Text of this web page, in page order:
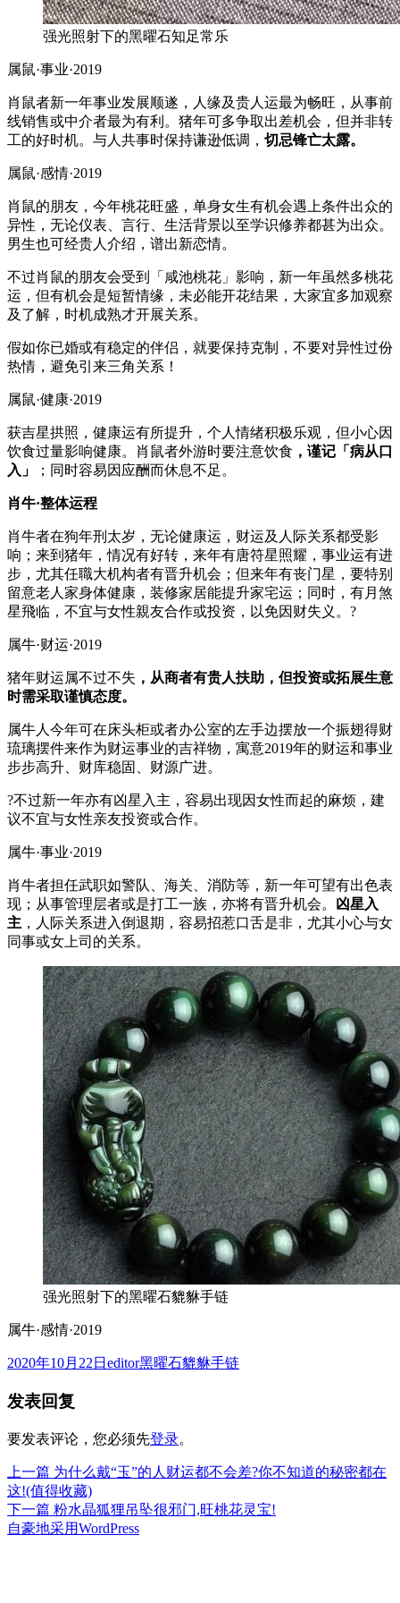
强光照射下的黑曜石知足常乐
属鼠·事业·2019
肖鼠者新一年事业发展顺遂，人缘及贵人运最为畅旺，从事前
线销售或中介者最为有利。猪年可多争取出差机会，但并非转
工的好时机。与人共事时保持谦逊低调， 切忌锋亡太露。
属鼠·感情·2019
肖鼠的朋友，今年桃花旺盛，单身女生有机会遇上条件出众的
异性，无论仪表、言行、生活背景以至学识修养都甚为出众。
男生也可经贵人介绍，谱出新恋情。
不过肖鼠的朋友会受到「咸池桃花」影响，新一年虽然多桃花
运，但有机会是短暂情缘，未必能开花结果，大家宜多加观察
及了解，时机成熟才开展关系。
假如你已婚或有稳定的伴侣，就要保持克制，不要对异性过份
热情，避免引来三角关系！
属鼠·健康·2019
获吉星拱照，健康运有所提升，个人情绪积极乐观，但小心因
饮食过量影响健康。肖鼠者外游时要注意饮食 ，谨记「病从口
入」
；同时容易因应酬而休息不足。
肖牛·整体运程
肖牛者在狗年刑太岁，无论健康运，财运及人际关系都受影
响；来到猪年，情况有好转，来年有唐符星照耀，事业运有进
步，尤其任職大机构者有晋升机会；但来年有丧门星，要特别
留意老人家身体健康，装修家居能提升家宅运；同时，有月煞
星飛临，不宜与女性親友合作或投资，以免因财失义。?
属牛·财运·2019
猪年财运属不过不失 ，从商者有贵人扶助，但投资或拓展生意
时需采取谨慎态度。
属牛人今年可在床头柜或者办公室的左手边摆放一个振翅得财
琉璃摆件来作为财运事业的吉祥物，寓意2019年的财运和事业
步步高升、财库稳固、财源广进。
?不过新一年亦有凶星入主，容易出现因女性而起的麻烦，建
议不宜与女性亲友投资或合作。
属牛·事业·2019
肖牛者担任武职如警队、海关、消防等，新一年可望有出色表
现；从事管理层者或是打工一族，亦将有晋升机会。 凶星入
主 ，人际关系进入倒退期，容易招惹口舌是非，尤其小心与女
同事或女上司的关系。
强光照射下的黑曜石貔貅手链
属牛·感情·2019
发
于
2020年10月22日 作
editor分
黑曜石貔貅手链
发表回复
要发表评论，您必须先登录。
文
章
导
上一篇 上
篇
文
章：
为什么戴“玉”的人财运都不会差?你不知道的秘密都在
这!(值得收藏)
下一篇 下
篇
粉水晶狐狸吊坠很邪门,旺桃花灵宝!
自豪地采用WordPress